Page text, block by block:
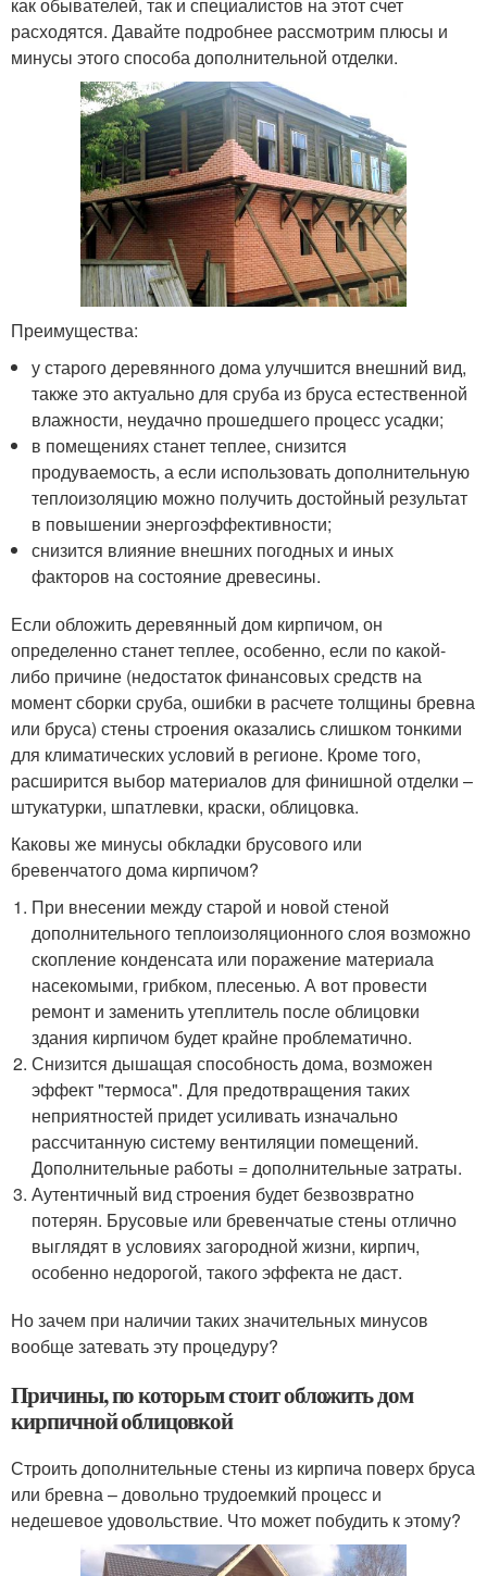
расходятся. Давайте подробнее рассмотрим плюсы и
минусы этого способа дополнительной отделки.
Преимущества:
у старого деревянного дома улучшится внешний вид,
также это актуально для сруба из бруса естественной
влажности, неудачно прошедшего процесс усадки;
в помещениях станет теплее, снизится
продуваемость, а если использовать дополнительную
теплоизоляцию можно получить достойный результат
в повышении энергоэффективности;
снизится влияние внешних погодных и иных
факторов на состояние древесины.
Если обложить деревянный дом кирпичом, он
определенно станет теплее, особенно, если по какой-
либо причине (недостаток финансовых средств на
момент сборки сруба, ошибки в расчете толщины бревна
или бруса) стены строения оказались слишком тонкими
для климатических условий в регионе. Кроме того,
расширится выбор материалов для финишной отделки –
штукатурки, шпатлевки, краски, облицовка.
Каковы же минусы обкладки брусового или
бревенчатого дома кирпичом?
При внесении между старой и новой стеной
дополнительного теплоизоляционного слоя возможно
скопление конденсата или поражение материала
насекомыми, грибком, плесенью. А вот провести
ремонт и заменить утеплитель после облицовки
здания кирпичом будет крайне проблематично.
Снизится дышащая способность дома, возможен
эффект "термоса". Для предотвращения таких
неприятностей придет усиливать изначально
рассчитанную систему вентиляции помещений.
Дополнительные работы = дополнительные затраты.
Аутентичный вид строения будет безвозвратно
потерян. Брусовые или бревенчатые стены отлично
выглядят в условиях загородной жизни, кирпич,
особенно недорогой, такого эффекта не даст.
Но зачем при наличии таких значительных минусов
вообще затевать эту процедуру?
Причины, по которым стоит обложить дом
кирпичной облицовкой
Строить дополнительные стены из кирпича поверх бруса
или бревна – довольно трудоемкий процесс и
недешевое удовольствие. Что может побудить к этому?